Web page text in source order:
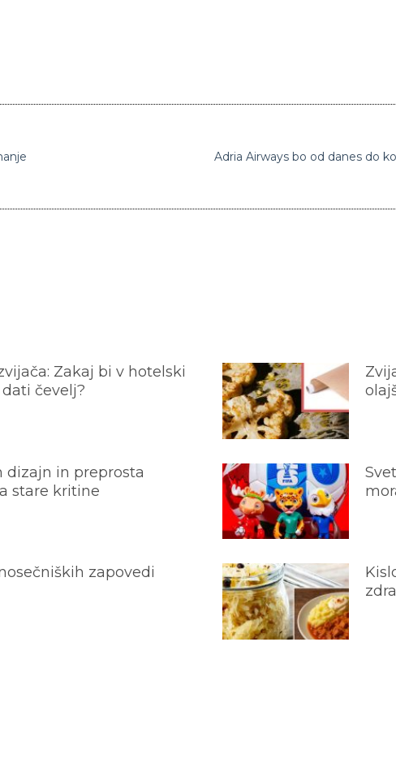
Zakaj bi v hotelski
čevelj?
dizajn in preprosta
stare kritine
zapovedi